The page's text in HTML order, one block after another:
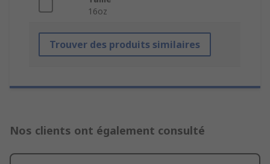
16oz
Trouver des produits similaires
Nos clients ont également consulté